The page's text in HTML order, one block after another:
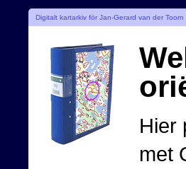
Digitalt kartarkiv för Jan-Gerard van der Toorn
Hier
met